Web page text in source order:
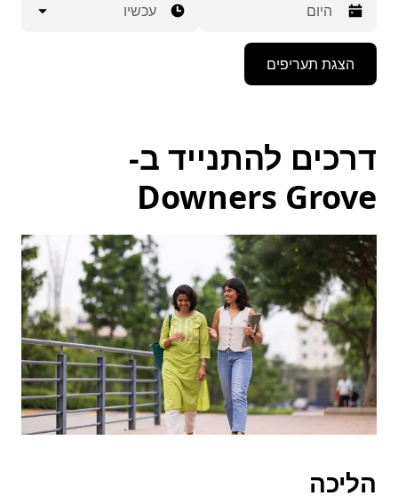
יש
ללחוץ
על
כדי
לפתוח
לוח
השנה
תאריך.
יש
ללחוץ
על
המקש
Esc
כדי
לסגור
את
לוח
השנה.
עכשיו
הצגת תעריפים
דרכים להתנייד ב-
Downers Grove
הליכה